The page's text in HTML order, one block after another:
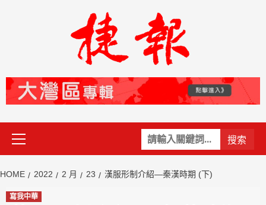
關
鍵
Primary
Menu
HOME 2022 2 月 23 漢服形制介紹—秦漢時期 (下)
寫我中華